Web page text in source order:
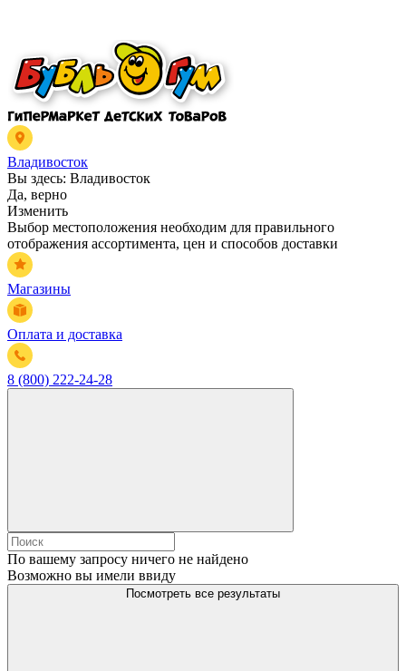
Владивосток
Вы здесь: Владивосток
Да, верно
Изменить
Выбор местоположения необходим для правильного
отображения ассортимента, цен и способов доставки
Магазины
Оплата и доставка
8 (800) 222-24-28
По вашему запросу ничего не найдено
Возможно вы имели ввиду
Посмотреть все результаты